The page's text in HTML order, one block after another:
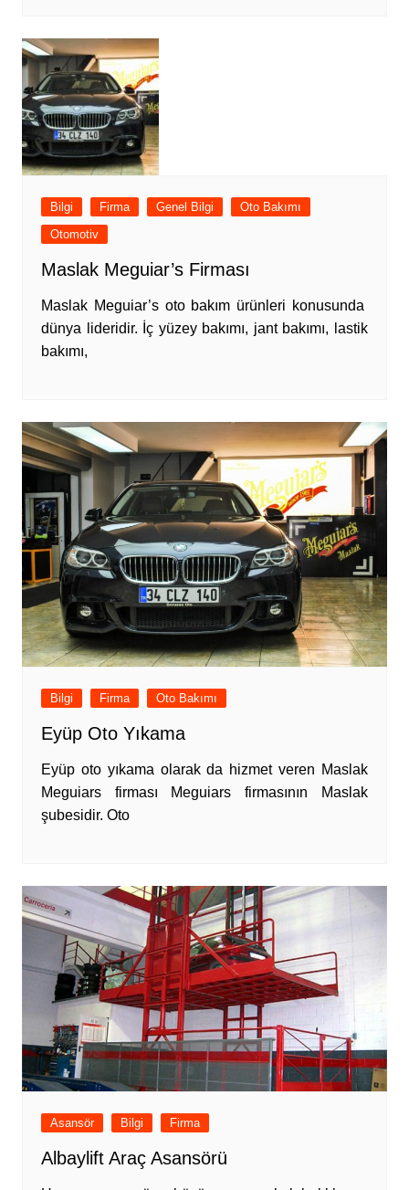
Bilgi Firma Genel Bilgi
Oto Bakımı
Otomotiv
Maslak Meguiar’s Firması
Maslak Meguiar’s oto bakım ürünleri konusunda
dünya lideridir. İç yüzey bakımı, jant bakımı, lastik
bakımı,
Bilgi Firma Oto Bakımı
Eyüp Oto Yıkama
Eyüp oto yıkama olarak da hizmet veren Maslak
Meguiars firması Meguiars firmasının Maslak
şubesidir. Oto
Asansör Bilgi Firma
Albaylift Araç Asansörü